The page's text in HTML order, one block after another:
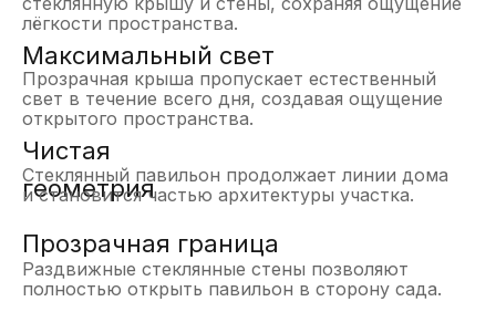
Максимальный свет
Чистая
геометрия
Прозрачная граница
лёгкости пространства.
Прозрачная крыша пропускает естественный
свет в течение всего дня, создавая ощущение
открытого пространства.
Стеклянный павильон продолжает линии дома
и становится частью архитектуры участка.
Раздвижные стеклянные стены позволяют
полностью открыть павильон в сторону сада.